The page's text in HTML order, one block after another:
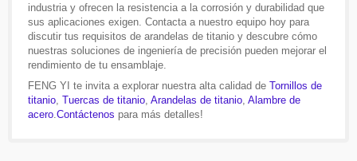
industria y ofrecen la resistencia a la corrosión y durabilidad que
sus aplicaciones exigen. Contacta a nuestro equipo hoy para
discutir tus requisitos de arandelas de titanio y descubre cómo
nuestras soluciones de ingeniería de precisión pueden mejorar el
rendimiento de tu ensamblaje.
FENG YI te invita a explorar nuestra alta calidad de Tornillos de
titanio Tuercas de titanio Arandelas de titanio Alambre de
acero Contáctenos para más detalles!